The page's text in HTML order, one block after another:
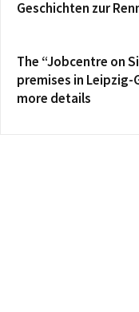
Geschichten zur
The “Jobcentre on
premises in Leipzig-
more details